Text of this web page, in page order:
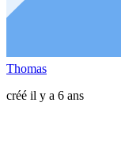
Thomas
créé il y a 6 ans